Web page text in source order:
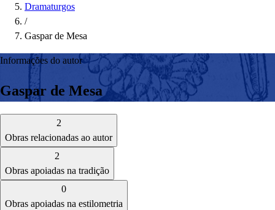
Dramaturgos
/
Gaspar de Mesa
Informações do autor
Gaspar de Mesa
2
Obras relacionadas ao autor
2
Obras apoiadas na tradição
0
Obras apoiadas na estilometria